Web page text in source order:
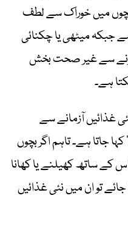
میں خوراک سے لطف
جبکہ میٹھی یا چکنائی
کرنے سے غیر صحت بخش
ہے۔
غذائیں آزمانے سے
جاتا ہے۔ تاہم اگر بچوں
کے ساتھ کھیلنے یا کھانا
تو ان میں نئی غذائیں